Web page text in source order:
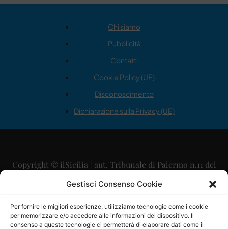
Gestisci Consenso Cookie
Per fornire le migliori esperienze, utilizziamo tecnologie come i cookie
per memorizzare e/o accedere alle informazioni del dispositivo. Il
consenso a queste tecnologie ci permetterà di elaborare dati come il
Chi siamo
Pubblicità
Contatti
Cookie Policy (UE)
Disconoscimento
Dichiarazione sulla Privacy (UE)
Copyright © ilSicilia | aut. Tribunale di Palermo n.11 del
29/09/2015
Direttore Editoriale: Maurizio Scaglione